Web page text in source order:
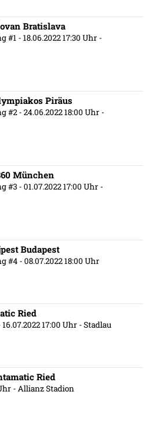
Bratislava
#1 - 18.06.2022 17:30 Uhr -
Piräus
#2 - 24.06.2022 18:00 Uhr -
München
#3 - 01.07.2022 17:00 Uhr -
Budapest
#4 - 08.07.2022 18:00 Uhr
Ried
16.07.2022 17:00 Uhr - Stadlau
Ried
- Allianz Stadion